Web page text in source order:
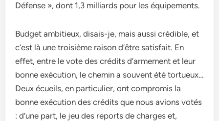
Défense », dont 1,3 milliards pour les équipements.
Budget ambitieux, disais-je, mais aussi crédible, et
c’est là une troisième raison d’être satisfait. En
effet, entre le vote des crédits d’armement et leur
bonne exécution, le chemin a souvent été tortueux…
Deux écueils, en particulier, ont compromis la
bonne exécution des crédits que nous avions votés
: d’une part, le jeu des reports de charges et,